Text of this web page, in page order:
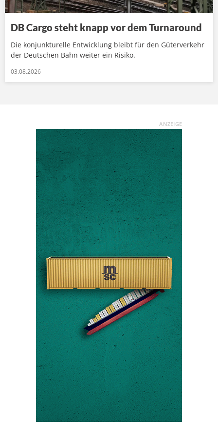
DB Cargo steht knapp vor dem Turnaround
Die konjunkturelle Entwicklung bleibt für den Güterverkehr
der Deutschen Bahn weiter ein Risiko.
03.08.2026
ANZEIGE